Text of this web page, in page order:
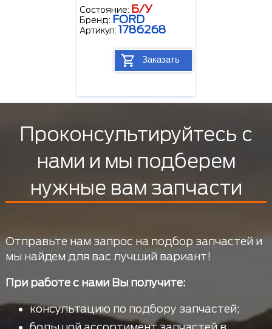
Состояние: Б/У
Бренд: FORD
Артикул: 1786268
Заказать
Проконсультируйтесь с
нами и мы подберем
нужные вам запчасти
Отправьте нам запрос на подбор запчастей и
мы найдем для вас лучший вариант!
При работе с нами Вы получите:
консультацию по подбору запчастей;